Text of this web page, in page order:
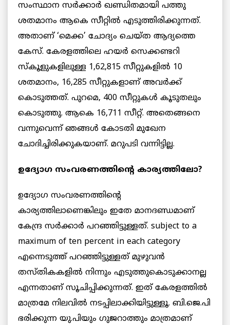
സംസ്ഥാന സര്‍ക്കാര്‍ ഖണ്ഡിതമായി പത്തു
ശതമാനം ആകെ സീറ്റില്‍ എടുത്തിരിക്കുന്നത്.
അതാണ് ‘മെക്ക’ ചോദ്യം ചെയ്ത ആദ്യത്തെ
കേസ്. കേരളത്തിലെ ഹയര്‍ സെക്കണ്ടറി
സ്‌കൂളുകളിലുള്ള 1,62,815 സീറ്റുകളില്‍ 10
ശതമാനം, 16,285 സീറ്റുകളാണ് അവര്‍ക്ക്
കൊടുത്തത്. പുറമെ, 400 സീറ്റുകള്‍ കൂടുതലും
കൊടുത്തു. ആകെ 16,711 സീറ്റ്. അതെങ്ങനെ
വന്നുവെന്ന് ഞങ്ങള്‍ കോടതി മുഖേന
ചോദിച്ചിരിക്കുകയാണ്. മറുപടി വന്നിട്ടില്ല.
ഉദ്യോഗ സംവരണത്തിൻ്റെ കാര്യത്തിലോ?
ഉദ്യോഗ സംവരണത്തിന്റെ
കാര്യത്തിലാണെങ്കിലും ഇതേ മാനദണ്ഡമാണ്
കേന്ദ്ര സര്‍ക്കാര്‍ പറഞ്ഞിട്ടുള്ളത്. subject to a
maximum of ten percent in each category
എന്നെടുത്ത് പറഞ്ഞിട്ടുള്ളത് മുഴുവന്‍
തസ്തികകളിൽ നിന്നും എടുത്തുകൊടുക്കാനല്ല
എന്നതാണ് സൂചിപ്പിക്കുന്നത്. ഇത് കേരളത്തില്‍
മാത്രമേ നിലവില്‍ നടപ്പിലാക്കിയിട്ടുള്ളൂ. ബി.ജെ.പി
ഭരിക്കുന്ന യു.പിയും ഗുജറാത്തും മാത്രമാണ്